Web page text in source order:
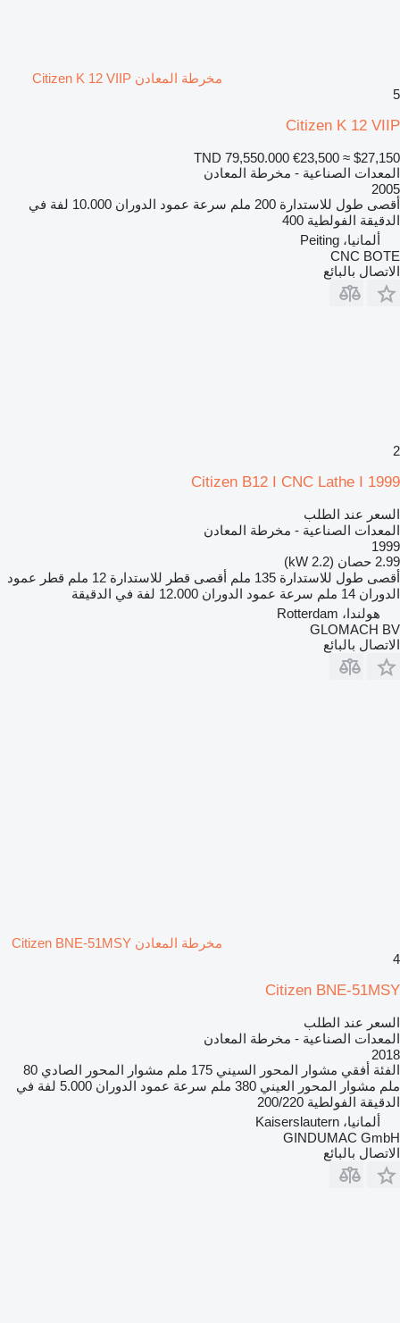
مخرطة المعادن Citizen K 12 VIIP
5
Citizen K 12 VIIP
TND 79,550.000 €23,500 ≈ $27,150
المعدات الصناعية - مخرطة المعادن
2005
أقصى طول للاستدارة 200 ملم سرعة عمود الدوران
10.000 لفة في
الدقيقة الفولطية 400
ألمانيا، Peiting
CNC BOTE
الاتصال بالبائع
2
Citizen B12 I CNC Lathe I 1999
السعر عند الطلب
المعدات الصناعية - مخرطة المعادن
1999
2.99 حصان (2.2 kW)
أقصى طول للاستدارة 135 ملم أقصى قطر للاستدارة 12 ملم
قطر عمود
الدوران 14 ملم سرعة عمود الدوران 12.000 لفة في الدقيقة
هولندا، Rotterdam
GLOMACH BV
الاتصال بالبائع
مخرطة المعادن Citizen BNE-51MSY
4
Citizen BNE-51MSY
السعر عند الطلب
المعدات الصناعية - مخرطة المعادن
2018
الفئة أفقي مشوار المحور السيني 175 ملم مشوار المحور الصادي 80
ملم مشوار المحور العيني 380 ملم سرعة عمود الدوران
5.000 لفة في
الدقيقة الفولطية 200/220
ألمانيا، Kaiserslautern
GINDUMAC GmbH
الاتصال بالبائع